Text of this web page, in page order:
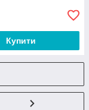
Купити